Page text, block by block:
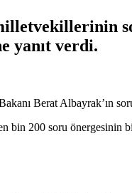
yanıt verdi.
Berat Albayrak’ın
bin 200 soru önergesinin